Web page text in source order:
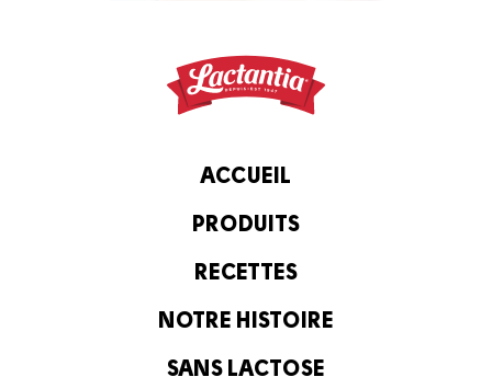
ACCUEIL
PRODUITS
RECETTES
NOTRE HISTOIRE
SANS LACTOSE